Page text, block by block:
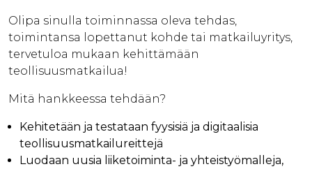
Olipa sinulla toiminnassa oleva tehdas,
toimintansa lopettanut kohde tai matkailuyritys,
tervetuloa mukaan kehittämään
teollisuusmatkailua!
Mitä hankkeessa tehdään?
Kehitetään ja testataan fyysisiä ja digitaalisia
teollisuusmatkailureittejä
Luodaan uusia liiketoiminta- ja yhteistyömalleja,